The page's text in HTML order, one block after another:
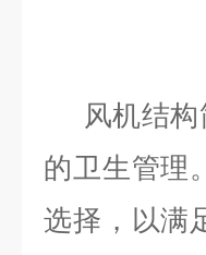
风机结构
的卫生管理
选择，以满